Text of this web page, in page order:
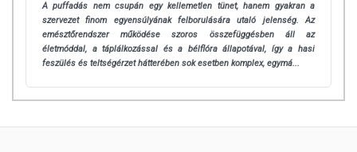
A puffadás nem csupán egy kellemetlen tünet, hanem gyakran a
szervezet finom egyensúlyának felborulására utaló jelenség. Az
emésztőrendszer működése szoros összefüggésben áll az
életmóddal, a táplálkozással és a bélflóra állapotával, így a hasi
feszülés és teltségérzet hátterében sok esetben komplex, egymá...